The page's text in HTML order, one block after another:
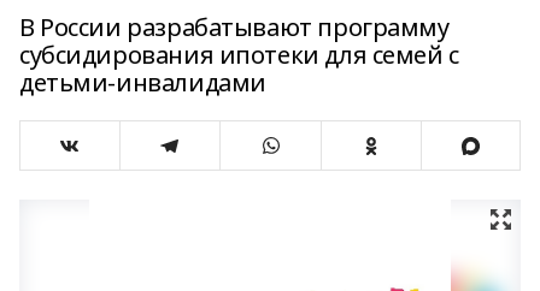
В России разрабатывают программу
субсидирования ипотеки для семей с
детьми-инвалидами